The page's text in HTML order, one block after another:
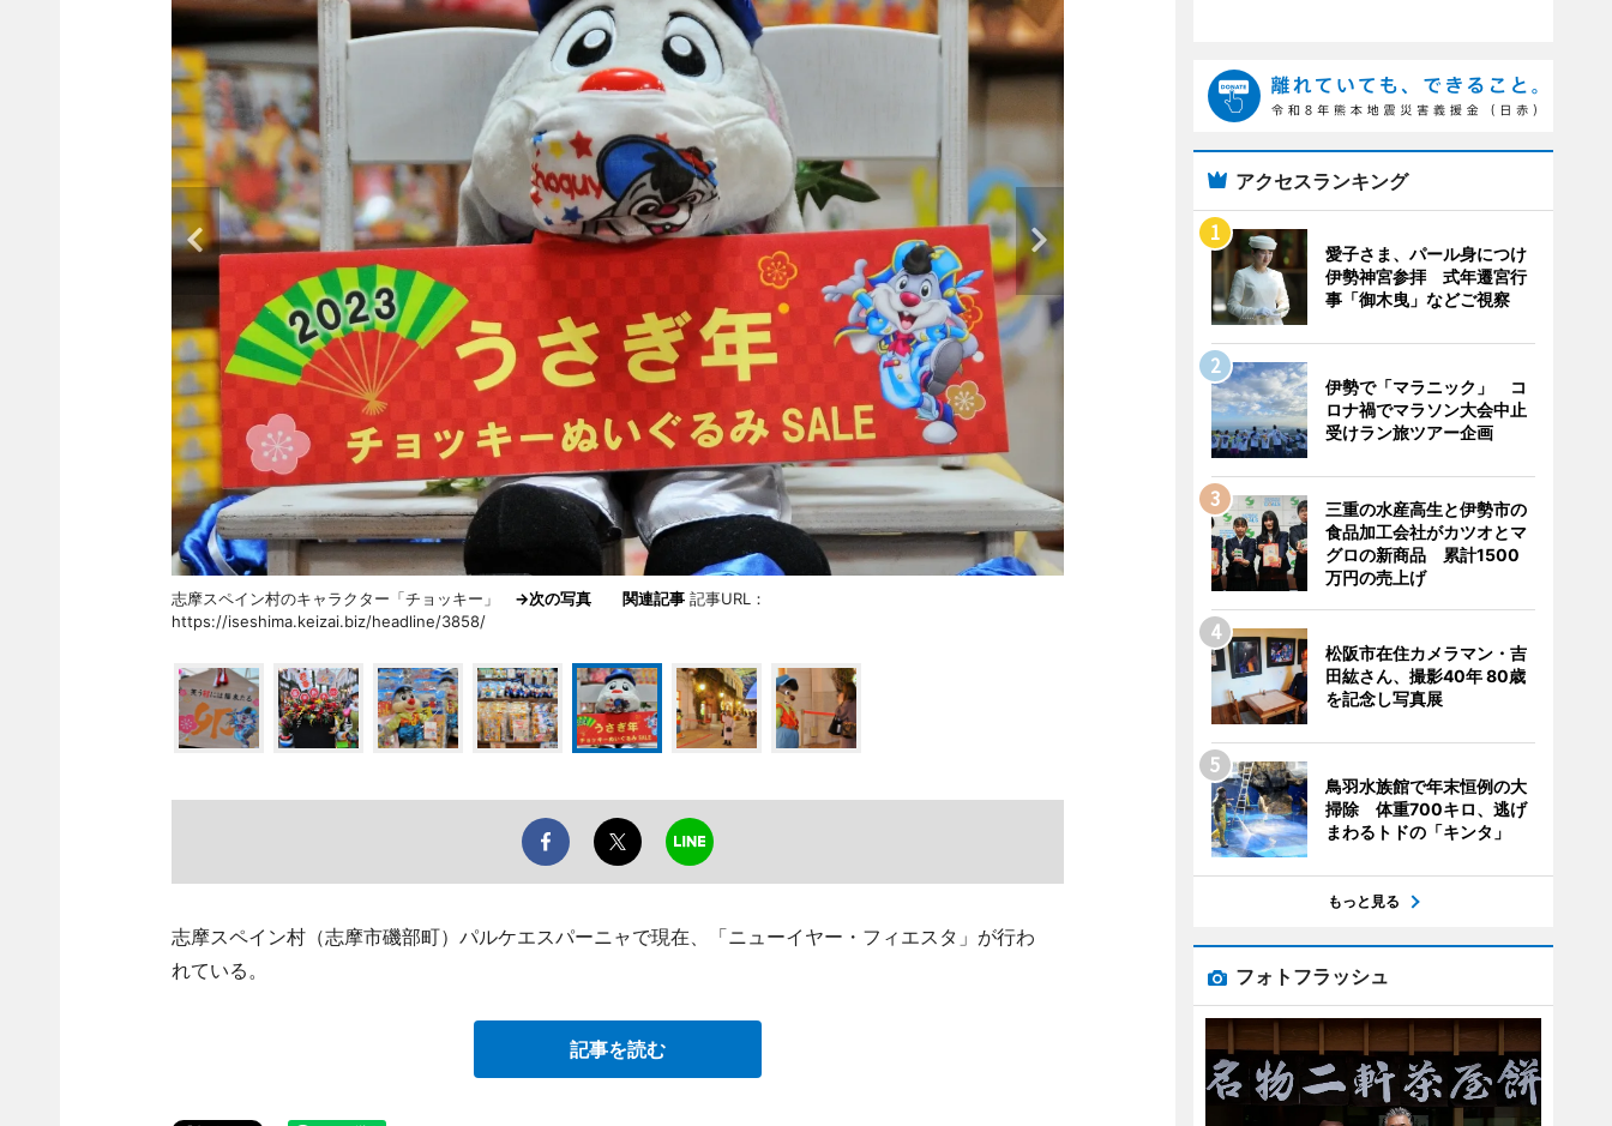
志摩スペイン村のキャラクター「チョッキー」 →次の写真 関連記事記事URL：
https://iseshima.keizai.biz/headline/3858/
志摩スペイン村（志摩市磯部町）パルケエスパーニャで現在、「ニューイヤー・フィエスタ」が行わ
れている。
記事を読む
アクセスランキング
愛子さま、パール身につけ
伊勢神宮参拝 式年遷宮行
事「御木曳」などご視察
伊勢で「マラニック」 コ
ロナ禍でマラソン大会中止
受けラン旅ツアー企画
三重の水産高生と伊勢市の
食品加工会社がカツオとマ
グロの新商品 累計1500
万円の売上げ
松阪市在住カメラマン・吉
田紘さん、撮影40年 80歳
を記念し写真展
鳥羽水族館で年末恒例の大
掃除 体重700キロ、逃げ
まわるトドの「キンタ」
もっと見る
フォトフラッシュ